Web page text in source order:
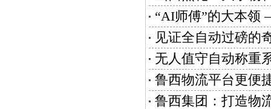
“AI师傅”的大本
见证全自动过磅的
无人值守自动称重
鲁西物流平台更便
鲁西集团：打造物